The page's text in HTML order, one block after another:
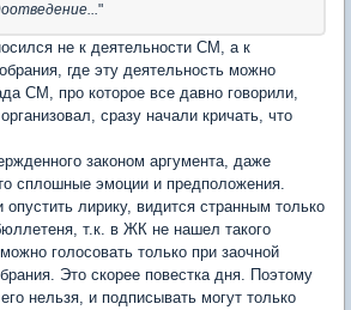
"
не к деятельности СМ, а к
где эту деятельность можно
СМ, про которое все давно говорили,
сразу начали кричать, что
законом аргумента, даже
сплошные эмоции и предположения.
лирику, видится странным только
т.к. в ЖК не нашел такого
голосовать только при заочной
Это скорее повестка дня. Поэтому
нельзя, и подписывать могут только